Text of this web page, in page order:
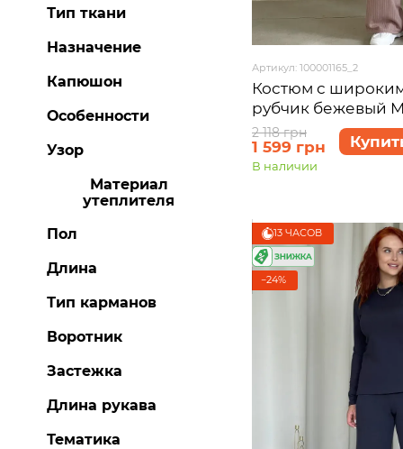
Артикул: 100001165_2
Костюм с
рубчик бежевый
100001165, размер
2 118 грн
1 599 грн
В наличии
13 ЧАСОВ
−24%
Тип ткани
Назначение
Капюшон
Особенности
Узор
Материал
утеплителя
Пол
Длина
Тип карманов
Воротник
Застежка
Длина рукава
Тематика